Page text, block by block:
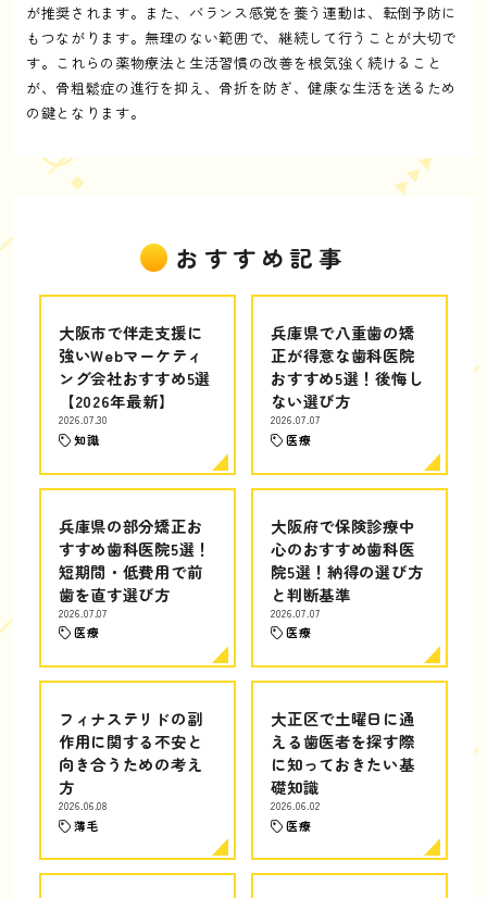
が推奨されます。また、バランス感覚を養う運動は、転倒予防に
もつながります。無理のない範囲で、継続して行うことが大切で
す。これらの薬物療法と生活習慣の改善を根気強く続けること
が、骨粗鬆症の進行を抑え、骨折を防ぎ、健康な生活を送るため
の鍵となります。
おすすめ記事
大阪市で伴走支援に
強いWebマーケティ
ング会社おすすめ5選
【2026年最新】
2026.07.30
知識
兵庫県で八重歯の矯
正が得意な歯科医院
おすすめ5選！後悔し
ない選び方
2026.07.07
医療
兵庫県の部分矯正お
すすめ歯科医院5選！
短期間・低費用で前
歯を直す選び方
2026.07.07
医療
大阪府で保険診療中
心のおすすめ歯科医
院5選！納得の選び方
と判断基準
2026.07.07
医療
フィナステリドの副
作用に関する不安と
向き合うための考え
方
2026.06.08
薄毛
大正区で土曜日に通
える歯医者を探す際
に知っておきたい基
礎知識
2026.06.02
医療